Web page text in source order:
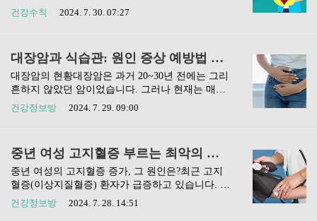
이야기해보려고 해요. 이 글을 통해 담관암에 대한
인식을 새롭게 하고, 건강한 삶을 위한 첫걸음을 내
서 발생하는 암을 말하는데요, 알아두어야 할 것은
크게 두 가지 유형이 있다는..
진료를 받은 환자가 747만 명을 넘었습니다. 이 중
뇨병 환자는 87만 명에 달합니다.이러한 질병들은
심장과 뇌혈관에 심각한 영향을 미치며, 그 수치가
계속해서 증가하는 이유는 무엇일까요?심장과 뇌
를 위협하는 질병들2022년 통계청의 사망원인 통
계에 따르면, 우리나라에서 가장 많은 사망 원인은
후유증으로 마비나 언어 장애를 남길 수 있으며, 혈
관성 치매의 원..
건강수칙 2024. 7. 30. 07:27
대장암과 식습관: 원인 증상 예방법 건강한 장을 위한 필수 가이드
대장암의 현황대장암은 과거 20~30년 전에는 그리
흔하지 않았던 암이었습니다. 그러나 현재는 매년
약 3만3천 명이 새롭게 진단받고 있어, 국내에서 가
소와 함께 섭취하는 비율이 낮아진 것이 문제입니
다. 대장암이 위암보다 더 많이 발생하는 이유는 무
엇일까요?대장암 환자의 연령대2021년 보건복지부
와 중앙암등록본부의 자료에 따르면, 대장암 환자
는 총 3만 2751명으로, 이 중 남성이 1만 9142명, 여
건강정보방 2024. 7. 29. 09:00
중년 여성 고지혈증 부르는 최악의 습관과 예방법 알아보기
중년 여성의 고지혈증 증가, 그 원인은?최근 고지
혈증(이상지질혈증) 환자가 급증하고 있습니다. 특
히 50대 여성의 비율이 눈에 띄게 증가하고 있는데,
건강정보방 2024. 7. 28. 14:51